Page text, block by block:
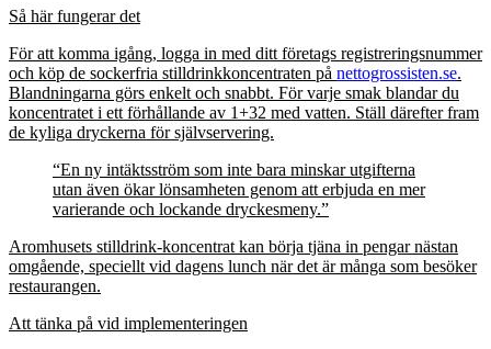
Så här fungerar det
För att komma igång, logga in med ditt företags registreringsnummer
och köp de sockerfria stilldrinkkoncentraten på nettogrossisten.se.
Blandningarna görs enkelt och snabbt. För varje smak blandar du
koncentratet i ett förhållande av 1+32 med vatten. Ställ därefter fram
de kyliga dryckerna för självservering.
“En ny intäktsström som inte bara minskar utgifterna
utan även ökar lönsamheten genom att erbjuda en mer
varierande och lockande dryckesmeny.”
Aromhusets stilldrink-koncentrat kan börja tjäna in pengar nästan
omgående, speciellt vid dagens lunch när det är många som besöker
restaurangen.
Att tänka på vid implementeringen